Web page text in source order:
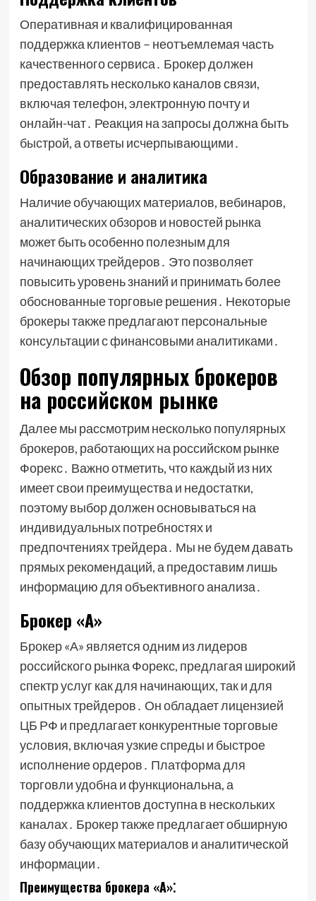
Оперативная и квалифицированная
поддержка клиентов – неотъемлемая часть
качественного сервиса․ Брокер должен
предоставлять несколько каналов связи,
включая телефон, электронную почту и
онлайн-чат․ Реакция на запросы должна быть
быстрой, а ответы исчерпывающими․
Образование и аналитика
Наличие обучающих материалов, вебинаров,
аналитических обзоров и новостей рынка
может быть особенно полезным для
начинающих трейдеров․ Это позволяет
повысить уровень знаний и принимать более
обоснованные торговые решения․ Некоторые
брокеры также предлагают персональные
консультации с финансовыми аналитиками․
Обзор популярных брокеров
на российском рынке
Далее мы рассмотрим несколько популярных
брокеров, работающих на российском рынке
Форекс․ Важно отметить, что каждый из них
имеет свои преимущества и недостатки,
поэтому выбор должен основываться на
индивидуальных потребностях и
предпочтениях трейдера․ Мы не будем давать
прямых рекомендаций, а предоставим лишь
информацию для объективного анализа․
Брокер «А»
Брокер «А» является одним из лидеров
российского рынка Форекс, предлагая широкий
спектр услуг как для начинающих, так и для
опытных трейдеров․ Он обладает лицензией
ЦБ РФ и предлагает конкурентные торговые
условия, включая узкие спреды и быстрое
исполнение ордеров․ Платформа для
торговли удобна и функциональна, а
поддержка клиентов доступна в нескольких
каналах․ Брокер также предлагает обширную
базу обучающих материалов и аналитической
информации․
Преимущества брокера «А»⁚